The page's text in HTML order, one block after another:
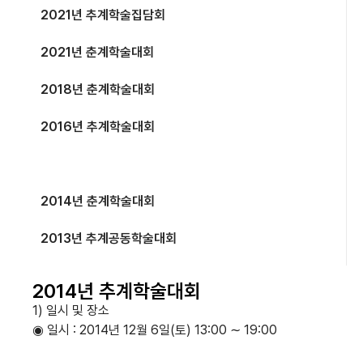
2021년 추계학술집담회
2021년 춘계학술대회
2018년 춘계학술대회
2016년 추계학술대회
2014년 춘계학술대회
2013년 추계공동학술대회
2014년 추계학술대회
1) 일시 및 장소
◉ 일시 : 2014년 12월 6일(토) 13:00 ∼ 19:00